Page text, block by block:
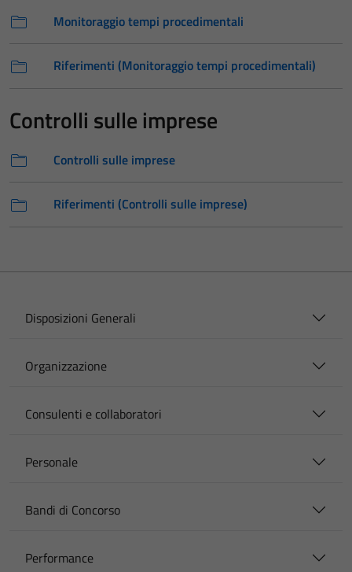
Monitoraggio tempi procedimentali
Riferimenti (Monitoraggio tempi procedimentali)
Controlli sulle imprese
Controlli sulle imprese
Riferimenti (Controlli sulle imprese)
Disposizioni Generali
Organizzazione
Consulenti e collaboratori
Personale
Bandi di Concorso
Performance